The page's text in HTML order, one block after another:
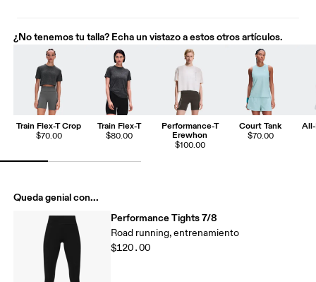
¿No tenemos tu talla? Echa un vistazo a estos otros artículos.
Train Flex-T Crop
$70.00
Train Flex-T
$80.00
Performance-T
Erewhon
$100.00
Court Tank
$70.00
Queda genial con...
Performance Tights 7/8
Road running, entrenamiento
$120.00